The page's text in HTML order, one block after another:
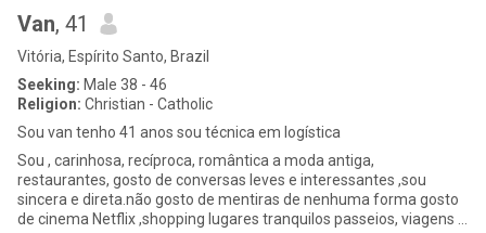
Van, 41
Vitória, Espírito Santo, Brazil
Seeking: Male 38 - 46
Religion: Christian - Catholic
Sou van tenho 41 anos sou técnica em logística
Sou , carinhosa, recíproca, romântica a moda antiga,
restaurantes, gosto de conversas leves e interessantes ,sou
sincera e direta.não gosto de mentiras de nenhuma forma gosto
de cinema Netflix ,shopping lugares tranquilos passeios, viagens e